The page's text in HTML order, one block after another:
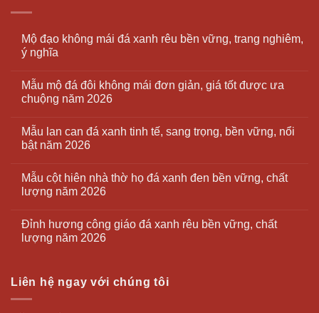
Mộ đạo không mái đá xanh rêu bền vững, trang nghiêm,
ý nghĩa
Mẫu mộ đá đôi không mái đơn giản, giá tốt được ưa
chuộng năm 2026
Mẫu lan can đá xanh tinh tế, sang trọng, bền vững, nổi
bật năm 2026
Mẫu cột hiên nhà thờ họ đá xanh đen bền vững, chất
lượng năm 2026
Đỉnh hương công giáo đá xanh rêu bền vững, chất
lượng năm 2026
Liên hệ ngay với chúng tôi